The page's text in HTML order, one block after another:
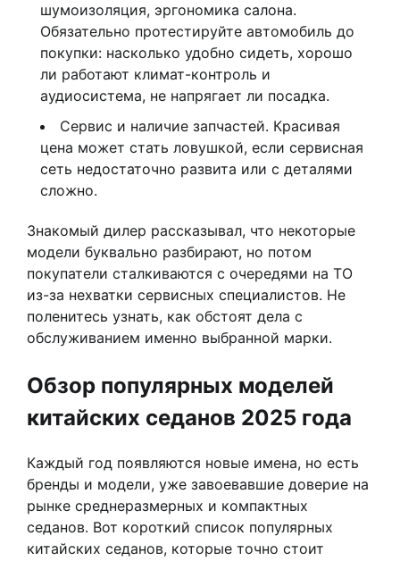
шумоизоляция, эргономика салона.
Обязательно протестируйте автомобиль до
покупки: насколько удобно сидеть, хорошо
ли работают климат-контроль и
аудиосистема, не напрягает ли посадка.
Сервис и наличие запчастей. Красивая
цена может стать ловушкой, если сервисная
сеть недостаточно развита или с деталями
сложно.
Знакомый дилер рассказывал, что некоторые
модели буквально разбирают, но потом
покупатели сталкиваются с очередями на ТО
из-за нехватки сервисных специалистов. Не
поленитесь узнать, как обстоят дела с
обслуживанием именно выбранной марки.
Обзор популярных моделей
китайских седанов 2025 года
Каждый год появляются новые имена, но есть
бренды и модели, уже завоевавшие доверие на
рынке среднеразмерных и компактных
седанов. Вот короткий список популярных
китайских седанов, которые точно стоит